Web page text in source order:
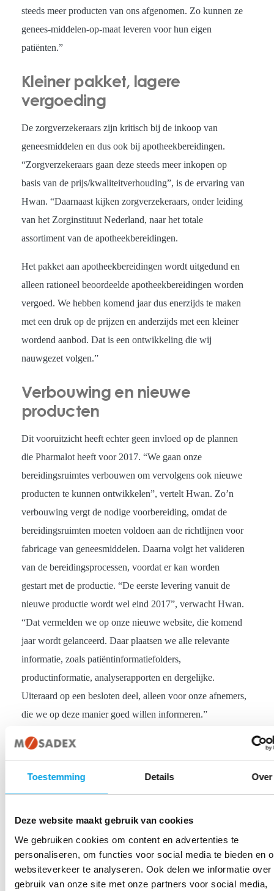
Toestemming Details Over
Deze website maakt gebruik van cookies
We gebruiken cookies om content en advertenties te
personaliseren, om functies voor social media te bieden en
websiteverkeer te analyseren. Ook delen we informatie over
gebruik van onze site met onze partners voor social media,
steeds meer producten van ons ­afgenomen. Zo kunnen ze
genees-middelen-op-maat leveren voor hun eigen
patiënten.”
Kleiner pakket, lagere
vergoeding
De zorgverzekeraars zijn kritisch bij de inkoop van
geneesmiddelen en dus ook bij apotheekbereidingen.
“Zorgverzekeraars gaan deze steeds meer inkopen op
basis van de prijs/kwaliteitverhouding”, is de ervaring van
Hwan. “Daarnaast kijken zorgverzekeraars, onder leiding
van het Zorginstituut Nederland, naar het totale
assortiment van de apotheekbereidingen.
Het pakket aan apotheekbereidingen wordt uitgedund en
alleen rationeel beoordeelde apotheekbereidingen worden
vergoed. We hebben komend jaar dus enerzijds te maken
met een druk op de prijzen en anderzijds met een kleiner
wordend aanbod. Dat is een ontwikkeling die wij
nauwgezet volgen.”
Verbouwing en nieuwe
producten
Dit vooruitzicht heeft echter geen invloed op de plannen
die Pharmalot heeft voor 2017. “We gaan onze
bereidingsruimtes verbouwen om vervolgens ook nieuwe
producten te kunnen ontwikkelen”, vertelt Hwan. Zo’n
verbouwing vergt de nodige voorbereiding, omdat de
bereidingsruimten moeten voldoen aan de richtlijnen voor
fabricage van geneesmiddelen. Daarna volgt het valideren
van de bereidingsprocessen, voordat er kan worden
gestart met de productie. “De eerste levering vanuit de
nieuwe productie wordt wel eind 2017”, verwacht Hwan.
“Dat vermelden we op onze nieuwe website, die komend
jaar wordt gelanceerd. Daar plaatsen we alle relevante
informatie, zoals patiëntinformatiefolders,
productinformatie, analyserapporten en dergelijke.
Uiteraard op een besloten deel, alleen voor onze afnemers,
die we op deze manier goed willen informeren.”
Hwan Tan
Vind je dit misschien ook interessant?